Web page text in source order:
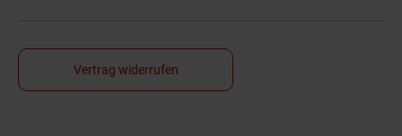
Vertrag widerrufen